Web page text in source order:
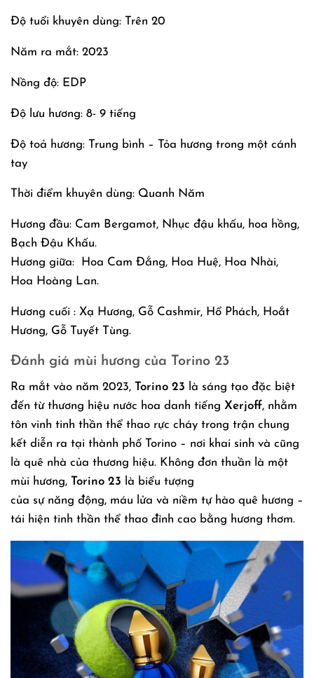
Độ tuổi khuyên dùng: Trên 20
Năm ra mắt: 2023
Nồng độ: EDP
Độ lưu hương: 8- 9 tiếng
Độ toả hương: Trung bình – Tỏa hương trong một cánh
tay
Thời điểm khuyên dùng: Quanh Năm
Hương đầu: Cam Bergamot, Nhục đậu khấu, hoa hồng,
Bạch Đậu Khấu.
Hương giữa: Hoa Cam Đắng, Hoa Huệ, Hoa Nhài,
Hoa Hoàng Lan.
Hương cuối : Xạ Hương, Gỗ Cashmir, Hổ Phách, Hoắt
Hương, Gỗ Tuyết Tùng.
Đánh giá mùi hương của Torino 23
Ra mắt vào năm 2023, Torino 23 là sáng tạo đặc biệt
đến từ thương hiệu nước hoa danh tiếng Xerjoff, nhằm
tôn vinh tinh thần thể thao rực cháy trong trận chung
kết diễn ra tại thành phố Torino – nơi khai sinh và cũng
là quê nhà của thương hiệu. Không đơn thuần là một
mùi hương, Torino 23 là biểu tượng
của sự năng động, máu lửa và niềm tự hào quê hương –
tái hiện tinh thần thể thao đỉnh cao bằng hương thơm.